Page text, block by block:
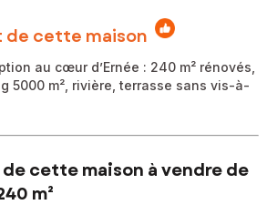
de cette maison
au cœur d’Ernée : 240 m² rénovés,
5000 m², rivière, terrasse sans vis-à-
cette maison à vendre de
m²